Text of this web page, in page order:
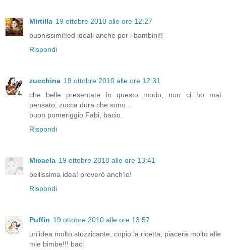
Mirtilla 19 ottobre 2010 alle ore 12:27
buonissimi!!ed ideali anche per i bambini!!
Rispondi
zucchina 19 ottobre 2010 alle ore 12:31
che belle presentate in questo modo, non ci ho mai
pensato, zucca dura che sono...
buon pomeriggio Fabi, bacio.
Rispondi
Micaela 19 ottobre 2010 alle ore 13:41
bellissima idea! proverò anch'io!
Rispondi
Puffin 19 ottobre 2010 alle ore 13:57
un'idea molto stuzzicante, copio la ricetta, piacerà molto alle
mie bimbe!!! baci